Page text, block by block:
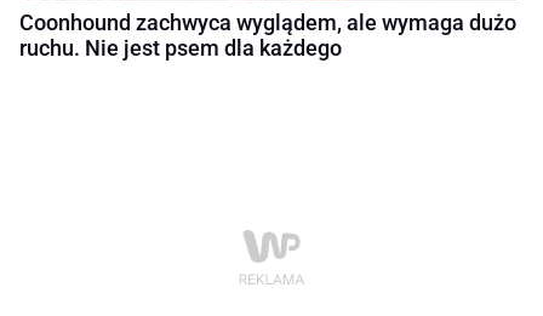
Coonhound zachwyca wyglądem, ale wymaga dużo
ruchu. Nie jest psem dla każdego